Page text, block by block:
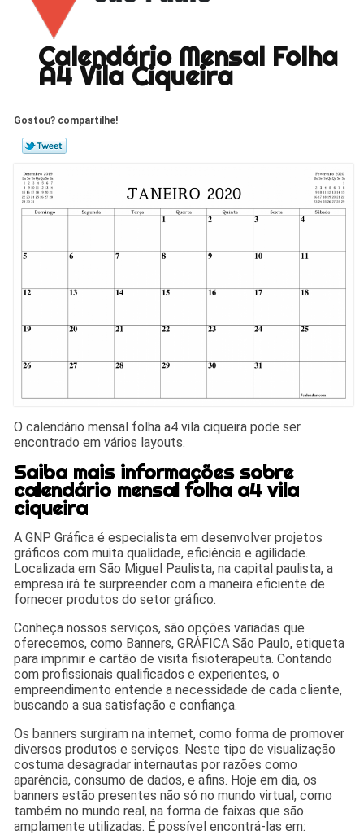
Calendário Mensal Folha
A4 Vila Ciqueira
Gostou? compartilhe!
O calendário mensal folha a4 vila ciqueira pode ser
encontrado em vários layouts.
Saiba mais informações sobre
calendário mensal folha a4 vila
ciqueira
A GNP Gráfica é especialista em desenvolver projetos
gráficos com muita qualidade, eficiência e agilidade.
Localizada em São Miguel Paulista, na capital paulista, a
empresa irá te surpreender com a maneira eficiente de
fornecer produtos do setor gráfico.
Conheça nossos serviços, são opções variadas que
oferecemos, como Banners, GRÁFICA São Paulo, etiqueta
para imprimir e cartão de visita fisioterapeuta. Contando
com profissionais qualificados e experientes, o
empreendimento entende a necessidade de cada cliente,
buscando a sua satisfação e confiança.
Os banners surgiram na internet, como forma de promover
diversos produtos e serviços. Neste tipo de visualização
costuma desagradar internautas por razões como
aparência, consumo de dados, e afins. Hoje em dia, os
banners estão presentes não só no mundo virtual, como
também no mundo real, na forma de faixas que são
amplamente utilizadas. É possível encontrá-las em: